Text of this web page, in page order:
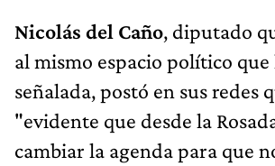
Nicolás del Caño, diputado
al mismo espacio político
señalada, postó en sus redes
"evidente que desde la
cambiar la agenda para que